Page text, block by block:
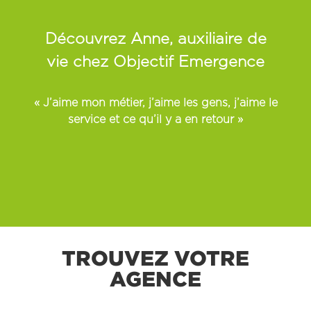
Découvrez Anne, auxiliaire de
vie chez Objectif Emergence
« J’aime mon métier, j’aime les gens, j’aime le
service et ce qu’il y a en retour »
TROUVEZ VOTRE
AGENCE